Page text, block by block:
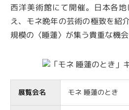
西洋美術館にて開催。日本各
え、モネ晩年の芸術の極致を紹
規模の〈睡蓮〉が集う貴重な機会
展覧会名 モネ 睡蓮のとき